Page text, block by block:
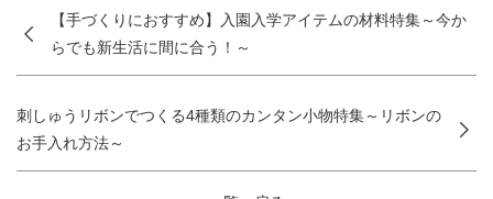
【手づくりにおすすめ】入園入学アイテムの材料特集～今か
らでも新生活に間に合う！～
刺しゅうリボンでつくる4種類のカンタン小物特集～リボンの
お手入れ方法～